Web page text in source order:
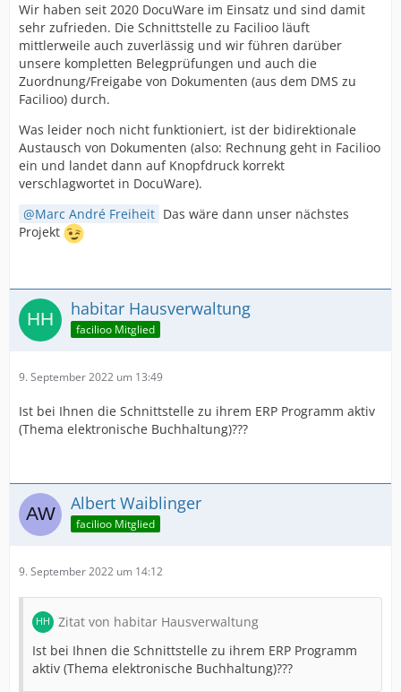
Wir haben seit 2020 DocuWare im Einsatz und sind damit
sehr zufrieden. Die Schnittstelle zu Facilioo läuft
mittlerweile auch zuverlässig und wir führen darüber
unsere kompletten Belegprüfungen und auch die
Zuordnung/Freigabe von Dokumenten (aus dem DMS zu
Facilioo) durch.
Was leider noch nicht funktioniert, ist der bidirektionale
Austausch von Dokumenten (also: Rechnung geht in Facilioo
ein und landet dann auf Knopfdruck korrekt
verschlagwortet in DocuWare).
Marc André Freiheit Das wäre dann unser nächstes
Projekt
habitar Hausverwaltung
facilioo Mitglied
9. September 2022 um 13:49
Ist bei Ihnen die Schnittstelle zu ihrem ERP Programm aktiv
(Thema elektronische Buchhaltung)???
Albert Waiblinger
facilioo Mitglied
9. September 2022 um 14:12
Zitat von habitar Hausverwaltung
Ist bei Ihnen die Schnittstelle zu ihrem ERP Programm
aktiv (Thema elektronische Buchhaltung)???